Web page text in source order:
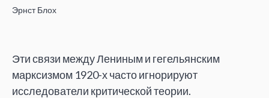
Эрнст Блох
Эти связи между Лениным и гегельянским
марксизмом 1920-х часто игнорируют
исследователи критической теории.